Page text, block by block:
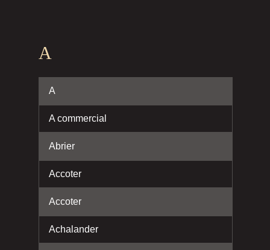
A
A
A commercial
Abrier
Accoter
Accoter
Achalander